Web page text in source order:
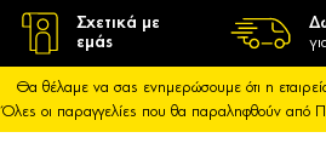
Σχετικά με
εμάς
Θα θέλαμε να σας ενημερώσουμε ότι η
Όλες οι παραγγελίες που θα παραληφθούν